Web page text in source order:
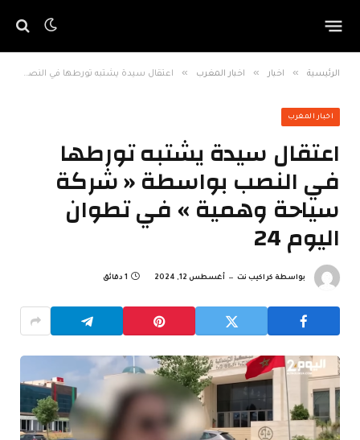
الرئيسية » اخبار » اخبار المغرب » اعتقال سيدة يشتبه تورطها في النصب بواسطة « شركة سياحة وهمية » في تطوان اليوم 24
اخبار المغرب
اعتقال سيدة يشتبه تورطها
في النصب بواسطة « شركة
سياحة وهمية » في تطوان
اليوم 24
بواسطة كراكيب نت أغسطس 12, 2024 1 دقائق